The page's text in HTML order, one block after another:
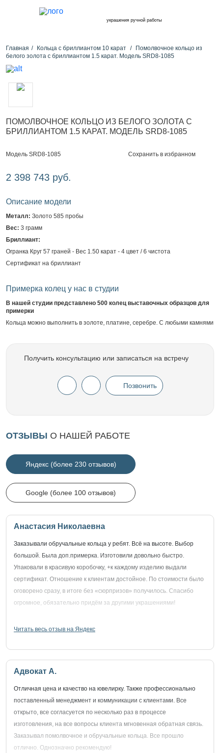
украшения ручной работы
Главная Кольца с бриллиантом 10 карат
Помолвочное кольцо из
белого золота с бриллиантом 1.5 карат. Модель SRD8-1085
ПОМОЛВОЧНОЕ КОЛЬЦО ИЗ БЕЛОГО ЗОЛОТА С
БРИЛЛИАНТОМ 1.5 КАРАТ. МОДЕЛЬ SRD8-1085
Модель SRD8-1085 Сохранить в избранном
2 398 743 руб.
Описание модели
Металл: Золото 585 пробы
Вес: 3 грамм
Бриллиант:
Огранка Круг 57 граней - Вес 1.50 карат - 4 цвет / 6 чистота
Сертификат на бриллиант
Примерка колец у нас в студии
В нашей студии представлено 500 колец выставочных образцов для
примерки
Кольца можно выполнить в золоте, платине, серебре. С любыми камнями
Получить консультацию или записаться на встречу
Позвонить
ОТЗЫВЫ О НАШЕЙ РАБОТЕ
Яндекс (более 230 отзывов)
Google (более 100 отзывов)
Анастасия Николаевна
Заказывали обручальные кольца у ребят. Всё на высоте. Выбор
большой. Была доп.примерка. Изготовили довольно быстро.
Упаковали в красивую коробочку, +к каждому изделию выдали
сертификат. Отношение к клиентам достойное. По стоимости было
оговорено сразу, в итоге без «сюрпризов» получилось. Спасибо
огромное, обязательно придём за другими украшениями!
Читать весь отзыв на Яндекс
Адвокат А.
Отличная цена и качество на ювелирку. Также профессионально
поставленный менеджмент и коммуникации с клиентами. Все
открыто, все согласуется по несколько раз в процессе
изготовления, на все вопросы клиента мгновенная обратная связь.
Заказывал помолвочное и обручальные кольца. Все прошло
отлично. Однозначно рекомендую!